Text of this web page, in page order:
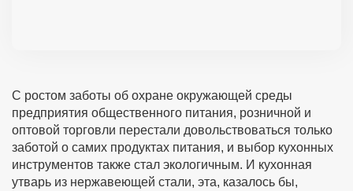
С ростом заботы об охране окружающей среды
предприятия общественного питания, розничной и
оптовой торговли перестали довольствоваться только
заботой о самих продуктах питания, и выбор кухонных
инструментов также стал экологичным. И кухонная
утварь из нержавеющей стали, эта, казалось бы,